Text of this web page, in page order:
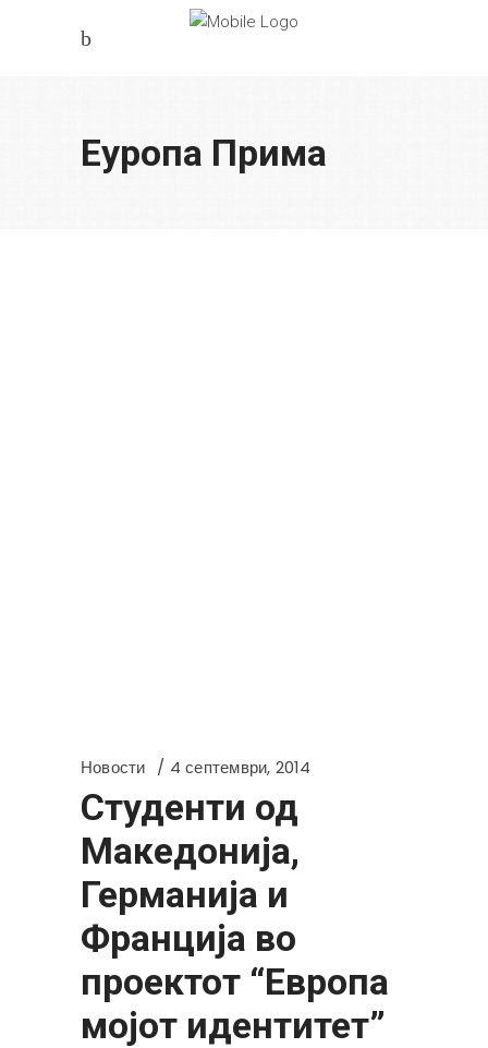
Еуропа Прима
Новости 4 септември, 2014
Студенти од
Македонија,
Германија и
Франција во
проектот “Европа
мојот идентитет”